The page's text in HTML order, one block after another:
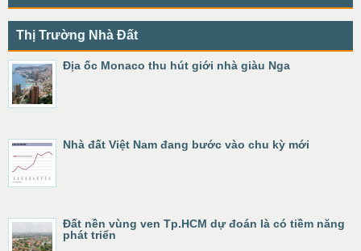
Thị Trường Nhà Đất
Địa ốc Monaco thu hút giới nhà giàu Nga
Nhà đất Việt Nam đang bước vào chu kỳ mới
Đất nền vùng ven Tp.HCM dự đoán là có tiềm năng
phát triển